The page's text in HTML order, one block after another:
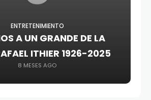
ENTRETENIMIENTO
A UN GRANDE DE LA
ITHIER 1926-2025
8 MESES AGO